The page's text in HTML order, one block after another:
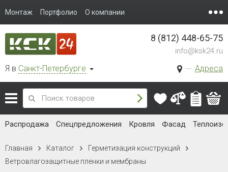
Монтаж Портфолио О компании
Я в Санкт-Петербурге Адреса
8 (812) 448-65-75
info@ksk24.ru
Распродажа Спецпредложения Кровля Фасад
Главная Каталог
Герметизация конструкций
Ветровлагозащитные пленки и мембраны